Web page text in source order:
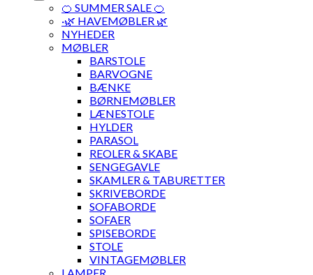
🍊 SUMMER SALE 🍊
·🌿 HAVEMØBLER 🌿
NYHEDER
MØBLER
BARSTOLE
BARVOGNE
BÆNKE
BØRNEMØBLER
LÆNESTOLE
HYLDER
PARASOL
REOLER & SKABE
SENGEGAVLE
SKAMLER & TABURETTER
SKRIVEBORDE
SOFABORDE
SOFAER
SPISEBORDE
STOLE
VINTAGEMØBLER